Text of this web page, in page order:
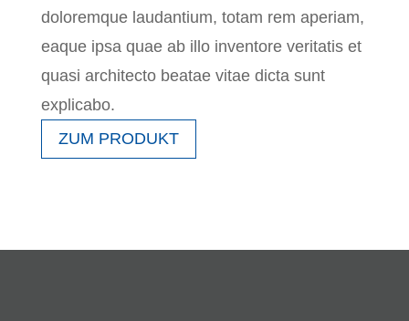
doloremque laudantium, totam rem aperiam,
eaque ipsa quae ab illo inventore veritatis et
quasi architecto beatae vitae dicta sunt
explicabo.
ZUM PRODUKT